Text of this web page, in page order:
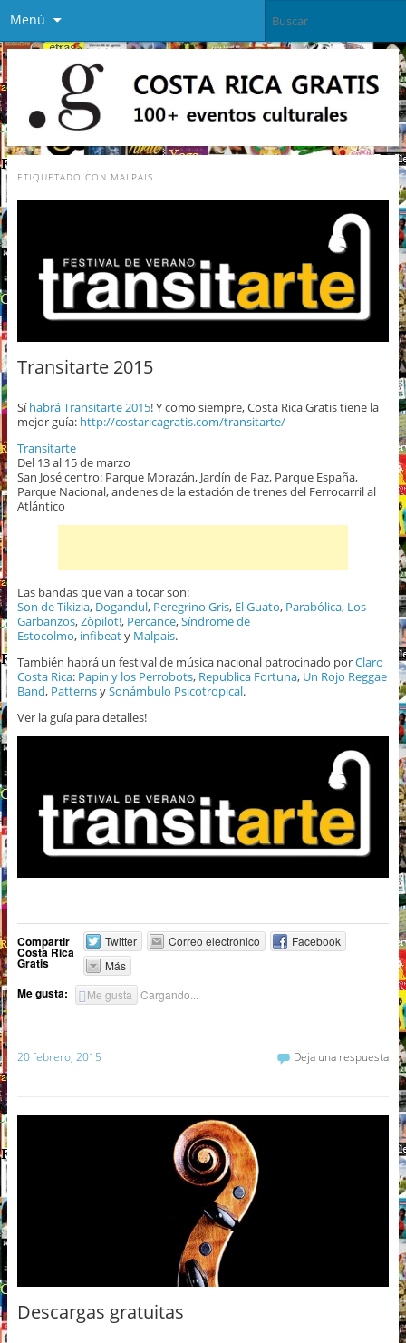
Menú
ETIQUETADO CON MALPAIS
Transitarte 2015
Síhabrá Transitarte 2015! Y como siempre, Costa Rica Gratis tiene la
mejor guía: http://costaricagratis.com/transitarte/
Transitarte
Del 13 al 15 de marzo
San José centro: Parque Morazán, Jardín de Paz, Parque España,
Parque Nacional, andenes de la estación de trenes del Ferrocarril al
Atlántico
Las bandas que van a tocar son:
Son de Tikizia, Dogandul, Peregrino Gris, El Guato, Parabólica, Los
Garbanzos,Zòpilot!, Percance,Síndrome de
Estocolmo, infibeaty Malpais.
También habrá un festival de música nacional patrocinado porClaro
Costa Rica: Papin y los Perrobots, Republica Fortuna, Un Rojo Reggae
Band, PatternsySonámbulo Psicotropical.
Ver la guía para detalles!
Compartir
Costa Rica
Gratis
Twitter Correo electrónico
Facebook
Más
Me gusta: Me gusta Cargando...
20 febrero, 2015 Deja una respuesta
Descargas gratuitas